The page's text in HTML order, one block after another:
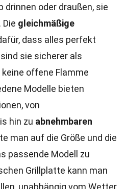
drinnen oder draußen, sie
gleichmäßige
dass alles perfekt
sie sicherer als
offene Flamme
Modelle bieten
von
hin zu abnehmbaren
man auf die Größe und die
passende Modell zu
Grillplatte kann man
unabhängig vom Wetter.